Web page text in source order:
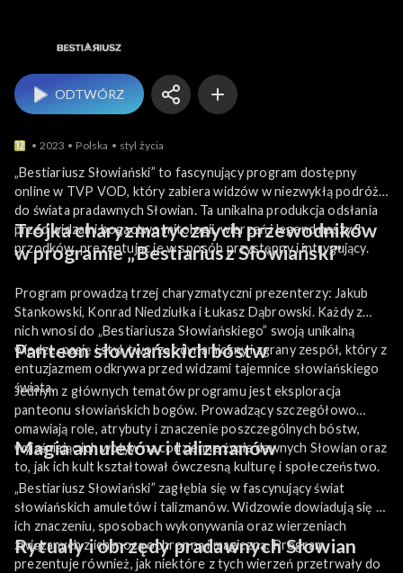
ODTWÓRZ
2023 Polska styl życia
„Bestiariusz Słowiański” to fascynujący program dostępny
online w TVP VOD, który zabiera widzów w niezwykłą podróż
do świata pradawnych Słowian. Ta unikalna produkcja odsłania
przed widzami bogactwo mitologii, wierzeń i legend naszych
przodków, prezentując je w sposób przystępny i intrygujący.
Trójka charyzmatycznych przewodników
w programie „Bestiariusz Słowiański”
Program prowadzą trzej charyzmatyczni prezenterzy: Jakub
Stankowski, Konrad Niedziułka i Łukasz Dąbrowski. Każdy z
nich wnosi do „Bestiariusza Słowiańskiego” swoją unikalną
wiedzę, pasję i styl, tworząc dynamiczny i zgrany zespół, który z
entuzjazmem odkrywa przed widzami tajemnice słowiańskiego
świata.
Panteon słowiańskich bóstw
Jednym z głównych tematów programu jest eksploracja
panteonu słowiańskich bogów. Prowadzący szczegółowo
omawiają role, atrybuty i znaczenie poszczególnych bóstw,
wyjaśniając ich wpływ na codzienne życie dawnych Słowian oraz
to, jak ich kult kształtował ówczesną kulturę i społeczeństwo.
Magia amuletów i talizmanów
„Bestiariusz Słowiański” zagłębia się w fascynujący świat
słowiańskich amuletów i talizmanów. Widzowie dowiadują się o
ich znaczeniu, sposobach wykonywania oraz wierzeniach
związanych z ich mocą ochronną i magiczną. Program
prezentuje również, jak niektóre z tych wierzeń przetrwały do
Rytuały i obrzędy pradawnych Słowian